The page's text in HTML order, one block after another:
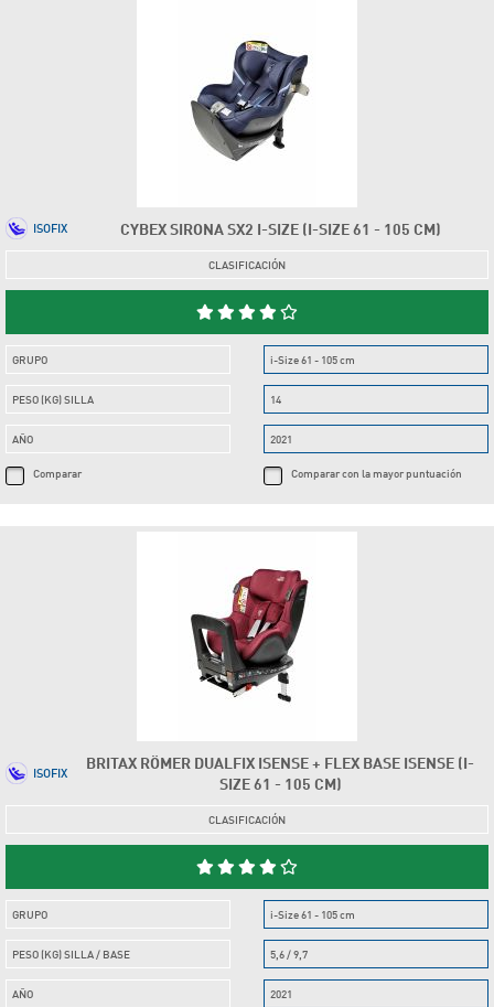
CYBEX SIRONA SX2 I-SIZE (I-SIZE 61 - 105 CM)
ISOFIX
CLASIFICACIÓN
GRUPO
PESO (KG) SILLA
AÑO
Comparar
i-Size 61 - 105 cm
14
2021
Comparar con la mayor puntuación
BRITAX RÖMER DUALFIX ISENSE + FLEX BASE ISENSE (I-
SIZE 61 - 105 CM)
ISOFIX
CLASIFICACIÓN
GRUPO
PESO (KG) SILLA / BASE
AÑO
i-Size 61 - 105 cm
5,6 / 9,7
2021